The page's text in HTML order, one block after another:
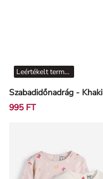
Szabadidőnadrág - Khaki
Leértékelt termékek
995 FT